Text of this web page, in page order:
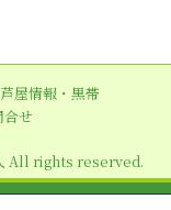
芦屋情報・黒帯
合せ
All rights reserved.